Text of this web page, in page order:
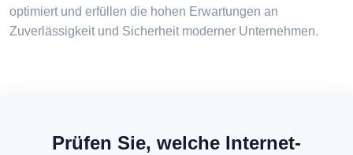
optimiert und erfüllen die hohen Erwartungen an
Zuverlässigkeit und Sicherheit moderner Unternehmen.
Prüfen Sie, welche Internet-